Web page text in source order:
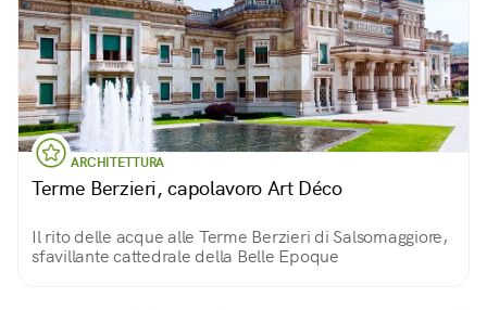
ARCHITETTURA
Terme Berzieri, capolavoro Art Déco
Il rito delle acque alle Terme Berzieri di Salsomaggiore,
sfavillante cattedrale della Belle Epoque